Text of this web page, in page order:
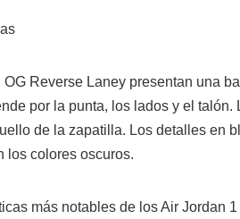
OG Reverse Laney presentan una
por la punta, los lados y el
de la zapatilla. Los detalles en
los colores oscuros.
más notables de los Air Jordan